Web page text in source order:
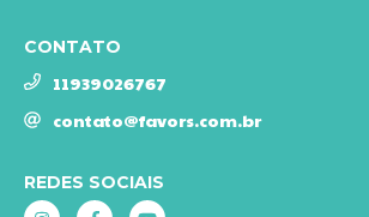
CONTATO
11939026767
contato@favors.com.br
REDES SOCIAIS